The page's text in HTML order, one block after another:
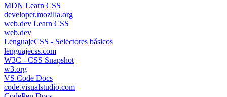
MDN Learn CSS
developer.mozilla.org
web.dev Learn CSS
web.dev
LenguajeCSS - Selectores básicos
lenguajecss.com
W3C - CSS Snapshot
w3.org
VS Code Docs
code.visualstudio.com